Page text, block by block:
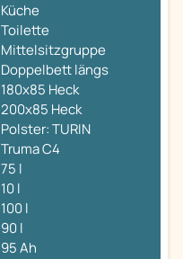
Küche
Toilette
Mittelsitzgruppe
Doppelbett längs
180x85 Heck
200x85 Heck
Polster: TURIN
Truma C4
75 l
10 l
100 l
90 l
95 Ah